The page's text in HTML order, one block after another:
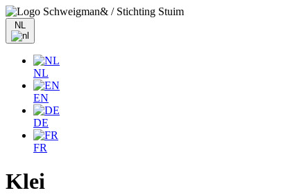
NL
NL
EN
DE
FR
Klei